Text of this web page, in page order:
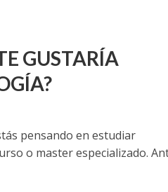
GUSTARÍA
pensando en estudiar
o master especializado.